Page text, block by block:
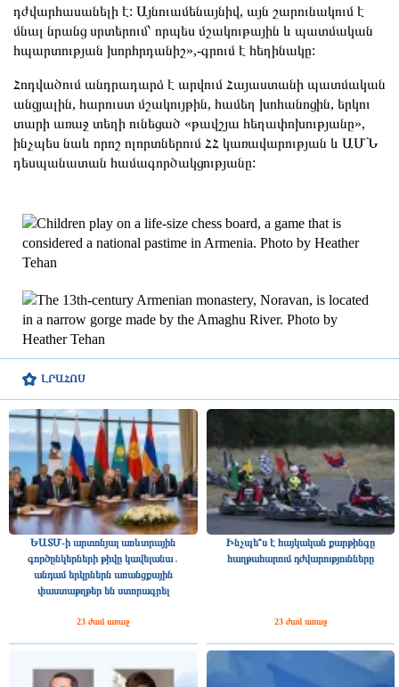
ԼՐԱՀՈՍ
ԵԱՏՄ-ի արտոնյալ առևտրային
գործընկերների թիվը կավելանա․
անդամ երկրներն առանցքային
փաստաթղթեր են ստորագրել
23 ժամ առաջ
Ինչպե՞ս է հայկական քարթինգը
հաղթահարում դժվարությունները
23 ժամ առաջ
դժվարհասանելի է: Այնուամենայնիվ, այն շարունակում է
մնալ նրանց սրտերում՝ որպես մշակութային և պատմական
հպարտության խորհրդանիշ»,-գրում է հեղինակը:
Հոդվածում անդրադարձ է արվում Հայաստանի պատմական
անցյալին, հարուստ մշակույթին, համեղ խոհանոցին, երկու
տարի առաջ տեղի ունեցած «թավշյա հեղափոխությանը»,
ինչպես նաև որոշ ոլորտներում ՀՀ կառավարության և ԱՄՆ
դեսպանատան համագործակցությանը: